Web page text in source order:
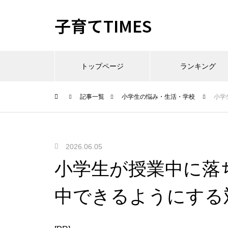
子育てTIMES
トップページ ランキング
記事一覧 小学生の悩み・生活・学校 小学
2026.06.05
小学生が授業中に
中できるようにする